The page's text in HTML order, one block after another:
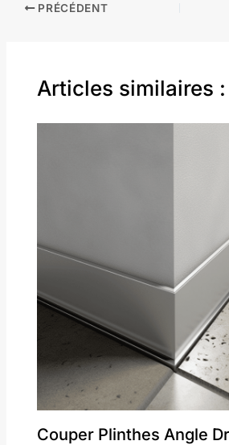
PRÉCÉDENT
Articles similaires :
Couper Plinthes Angle